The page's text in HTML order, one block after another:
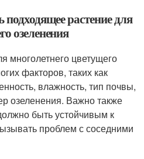
растение для
озеленения
многолетнего цветущего
факторов, таких как
влажность, тип почвы,
озеленения. Важно также
быть устойчивым к
проблем с соседними